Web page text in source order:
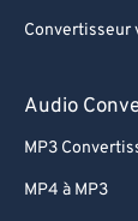
Convertisseur
Audio
MP3
MP4 à MP3